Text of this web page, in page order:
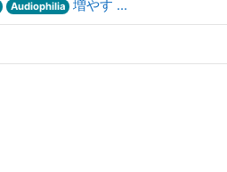
Audiophilia 増やす ...